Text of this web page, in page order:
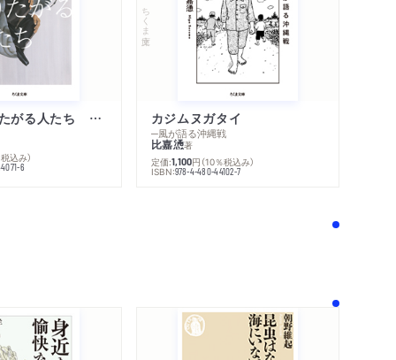
不幸になりたがる人たち 増補新版
込み）
6
ちくま文庫
カジムヌガタイ
─風が語る沖縄戦
比嘉慂著
定価:1,100円 （10％税込み）
ISBN:978-4-480-44102-7